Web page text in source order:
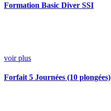
Formation Basic Diver SSI
voir plus
Forfait 5 Journées (10 plongées)